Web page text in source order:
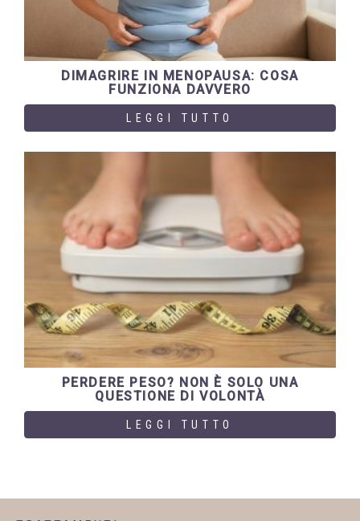
DIMAGRIRE IN MENOPAUSA: COSA
FUNZIONA DAVVERO
LEGGI TUTTO
PERDERE PESO? NON È SOLO UNA
QUESTIONE DI VOLONTÀ
LEGGI TUTTO